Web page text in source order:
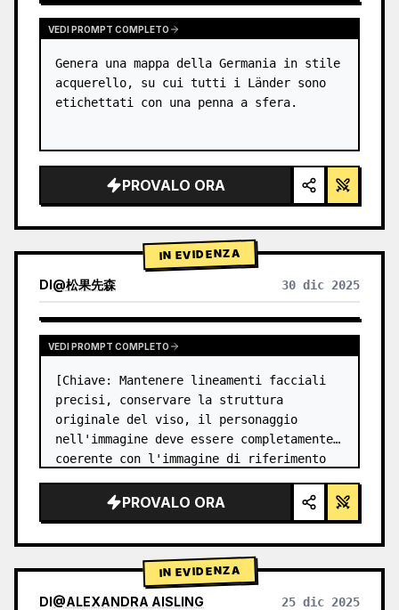
VEDI PROMPT COMPLETO
Genera una mappa della Germania in stile
acquerello, su cui tutti i Länder sono
etichettati con una penna a sfera.
PROVALO ORA
IN EVIDENZA
DI@松果先森 30 dic 2025
VEDI PROMPT COMPLETO
[Chiave: Mantenere lineamenti facciali
precisi, conservare la struttura
originale del viso, il personaggio
nell'immagine deve essere completamente
coerente con l'immagine di riferimento
alta qualità, griglia 2x2. Pannell…
PROVALO ORA
IN EVIDENZA
DI@ALEXANDRA AISLING 25 dic 2025